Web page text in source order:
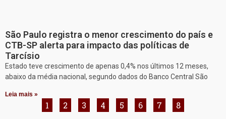
São Paulo registra o menor crescimento do país e
CTB-SP alerta para impacto das políticas de
Tarcísio
Estado teve crescimento de apenas 0,4% nos últimos 12 meses,
abaixo da média nacional, segundo dados do Banco Central São
Leia mais »
1 2 3 4 5 6 7 8